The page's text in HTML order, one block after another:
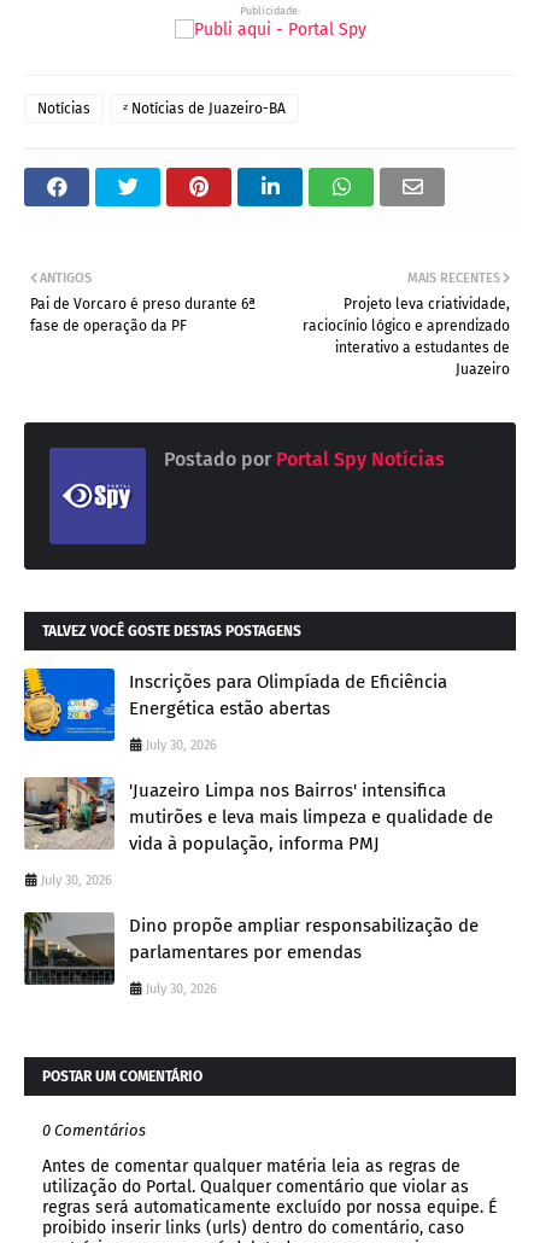
Publicidade:
Notícias ᶻ Notícias de Juazeiro-BA
MAIS RECENTES
Projeto leva criatividade,
raciocínio lógico e aprendizado
interativo a estudantes de
Juazeiro
ANTIGOS
Pai de Vorcaro é preso durante 6ª
fase de operação da PF
Postado por Portal Spy Notícias
TALVEZ VOCÊ GOSTE DESTAS POSTAGENS
Inscrições para Olimpíada de Eficiência
Energética estão abertas
July 30, 2026
'Juazeiro Limpa nos Bairros' intensifica
mutirões e leva mais limpeza e qualidade de
vida à população, informa PMJ
July 30, 2026
Dino propõe ampliar responsabilização de
parlamentares por emendas
July 30, 2026
POSTAR UM COMENTÁRIO
0 Comentários
Antes de comentar qualquer matéria leia as regras de
utilização do Portal. Qualquer comentário que violar as
regras será automaticamente excluído por nossa equipe. É
proibido inserir links (urls) dentro do comentário, caso